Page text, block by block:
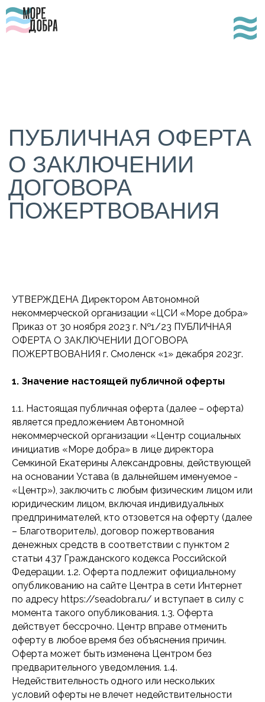
ДОГОВОРА
ПОЖЕРТВОВАНИЯ
УТВЕРЖДЕНА Директором Автономной
некоммерческой организации «ЦСИ «Море добра»
Приказ от 30 ноября 2023 г. №1/23 ПУБЛИЧНАЯ
ОФЕРТА О ЗАКЛЮЧЕНИИ ДОГОВОРА
ПОЖЕРТВОВАНИЯ г. Смоленск «1» декабря 2023г.
1. Значение настоящей публичной оферты
1.1. Настоящая публичная оферта (далее – оферта)
является предложением Автономной
некоммерческой организации «Центр социальных
инициатив «Море добра» в лице директора
Семкиной Екатерины Александровны, действующей
на основании Устава (в дальнейшем именуемое -
«Центр»), заключить с любым физическим лицом или
юридическим лицом, включая индивидуальных
предпринимателей, кто отзовется на оферту (далее
– Благотворитель), договор пожертвования
денежных средств в соответствии с пунктом 2
статьи 437 Гражданского кодекса Российской
Федерации. 1.2. Оферта подлежит официальному
опубликованию на сайте Центра в сети Интернет
по адресу https://seadobra.ru/ и вступает в силу с
момента такого опубликования. 1.3. Оферта
действует бессрочно. Центр вправе отменить
оферту в любое время без объяснения причин.
Оферта может быть изменена Центром без
предварительного уведомления. 1.4.
Недействительность одного или нескольких
условий оферты не влечет недействительности